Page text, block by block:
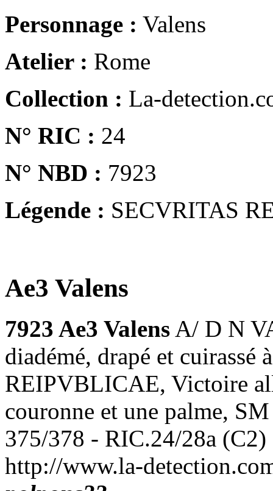
Personnage : Valens
Atelier : Rome
Collection : La-
N° RIC : 24
N° NBD : 7923
Légende : SECVRITAS
Ae3 Valens
7923 Ae3 Valens A/ D N
diadémé, drapé et
REIPVBLICAE, Victoire
couronne et une palme,
375/378 - RIC.24/28a
http://www.la-